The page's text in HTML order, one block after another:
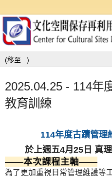
2025.04.25 - 114年
教育訓練
114年度古蹟管理
於上週五4月25日 真
——本次課程主軸——
為了更加重視日常管理維護等